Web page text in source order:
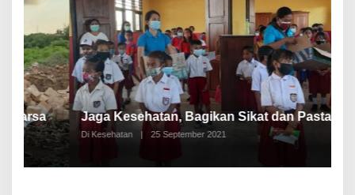
Jaga Kesehatan, Bagikan Sikat dan Pasta Gigi
Di Kesehatan | 25 September 2021